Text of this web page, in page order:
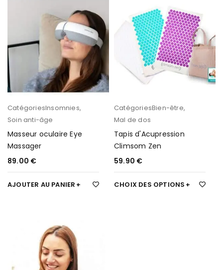
CatégoriesInsomnies,
Soin anti-âge
Masseur oculaire Eye
Massager
89.00 €
AJOUTER AU PANIER
CatégoriesBien-être,
Mal de dos
Tapis d'Acupression
Climsom Zen
59.90 €
CHOIX DES OPTIONS